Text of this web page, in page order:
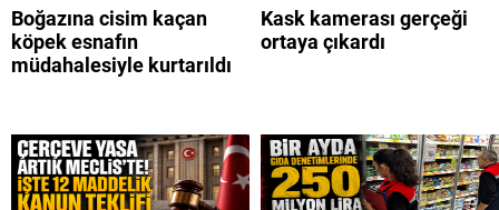
Boğazına cisim kaçan
köpek esnafın
müdahalesiyle kurtarıldı
Kask kamerası gerçeği
ortaya çıkardı